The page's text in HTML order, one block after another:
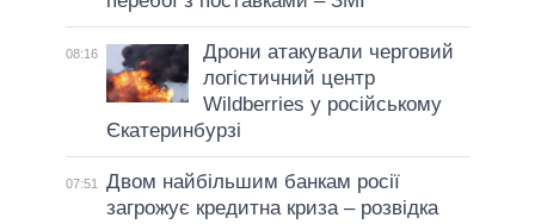
08:16
Дрони атакували черговий
логістичний центр
Wildberries у російському
Єкатеринбурзі
07:51
Двом найбільшим банкам росії
загрожує кредитна криза – розвідка